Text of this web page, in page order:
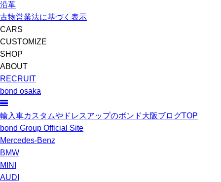
沿革
古物営業法に基づく表示
CARS
CUSTOMIZE
SHOP
ABOUT
RECRUIT
bond osaka
輸入車カスタムやドレスアップのボンド大阪ブログTOP
bond Group Official Site
Mercedes-Benz
BMW
MINI
AUDI